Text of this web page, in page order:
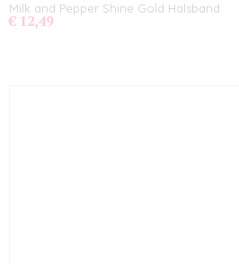
Milk and Pepper Shine Gold Halsband
€ 12,49